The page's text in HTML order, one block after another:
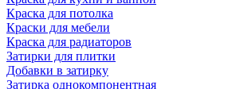
Краска для потолка
Краски для мебели
Краска для радиаторов
Затирки для плитки
Добавки в затирку
Затирка однокомпонентная